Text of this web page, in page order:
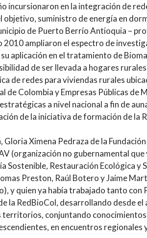
incursionaron en la integración de
objetivo, suministro de energía en
de Puerto Berrío Antioquia –
2010 ampliaron el espectro de
aplicación en el tratamiento de
de ser llevada a hogares
de redes para viviendas rurales
de Colombia y Empresas Públicas
a nivel nacional a fin de
de la iniciativa de formación de la
Gloria Ximena Pedraza de la
(organización no gubernamental
Sostenible, Restauración Ecológica
Preston, Raúl Botero y Jaime
y quien ya había trabajado tanto
la RedBioCol, desarrollando desde
territorios, conjuntando
en encuentros regionales